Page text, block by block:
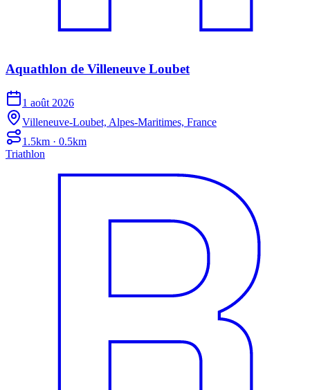
Aquathlon de Villeneuve Loubet
1 août 2026
Villeneuve-Loubet, Alpes-Maritimes, France
1.5km · 0.5km
Triathlon